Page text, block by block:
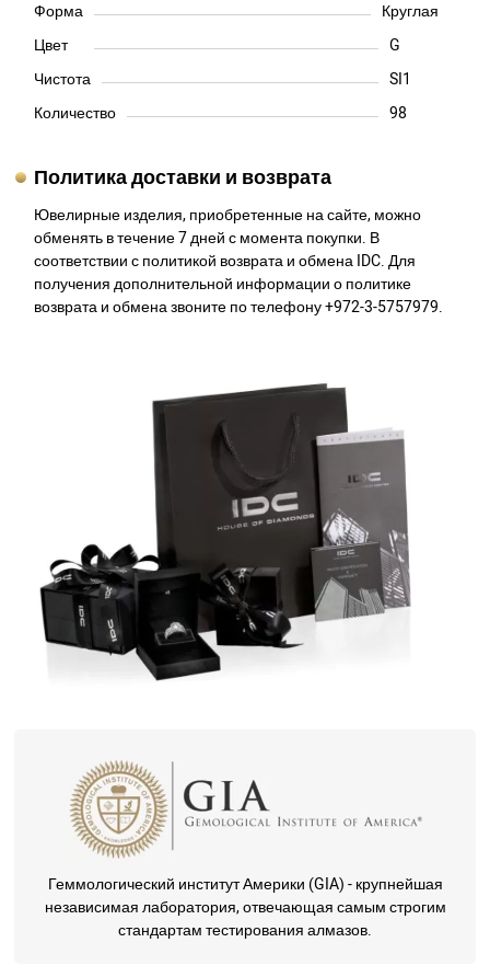
Форма
Круглая
Цвет
G
Чистота
SI1
Количество
98
Политика доставки и возврата
Ювелирные изделия, приобретенные на сайте, можно
обменять в течение 7 дней с момента покупки. В
соответствии с политикой возврата и обмена IDC. Для
получения дополнительной информации о политике
возврата и обмена звоните по телефону +972-3-5757979.
Геммологический институт Америки (GIA) - крупнейшая
независимая лаборатория, отвечающая самым строгим
стандартам тестирования алмазов.